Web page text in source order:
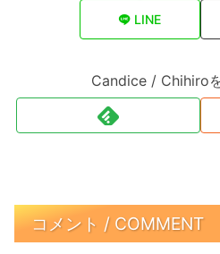
LINE
Candice / Chihiro
コメント / COMMENT